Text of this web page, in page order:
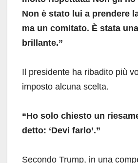
Non è stato lui a prendere
ma un comitato. È stata
brillante.”
Il presidente ha ribadito più
imposto alcuna scelta.
“Ho solo chiesto un
detto: ‘Devi farlo’.”
Secondo Trump, in una